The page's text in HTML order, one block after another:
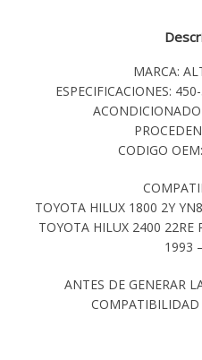
MARCA:
ESPECIFICACIONES:
CODIGO
TOYOTA HILUX 1800 2Y
TOYOTA HILUX 2400 22RE
1993
ANTES DE GENERAR